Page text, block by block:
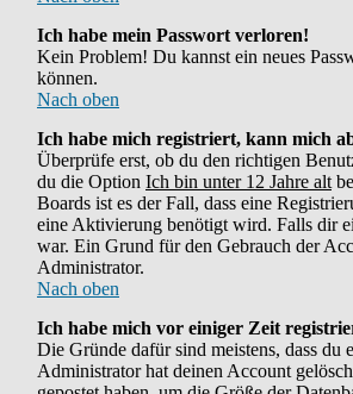
Ich habe mein Passwort verloren!
Kein Problem! Du kannst ein neues
können.
Nach oben
Ich habe mich registriert, kann mich
Überprüfe erst, ob du den richtigen
du die Option Ich bin unter 12 Jahre alt
Boards ist es der Fall, dass eine
eine Aktivierung benötigt wird. Falls dir
war. Ein Grund für den Gebrauch der
Administrator.
Nach oben
Ich habe mich vor einiger Zeit
Die Gründe dafür sind meistens, dass du
Administrator hat deinen Account